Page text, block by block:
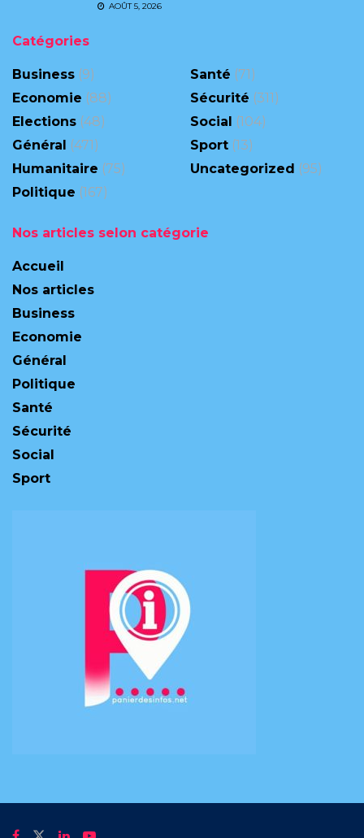
AOÛT 5, 2026
Catégories
Business (9)
Economie (88)
Elections (48)
Général (471)
Humanitaire (75)
Politique (167)
Santé (71)
Sécurité (311)
Social (104)
Sport (13)
Uncategorized (95)
Nos articles selon catégorie
Accueil
Nos articles
Business
Economie
Général
Politique
Santé
Sécurité
Social
Sport